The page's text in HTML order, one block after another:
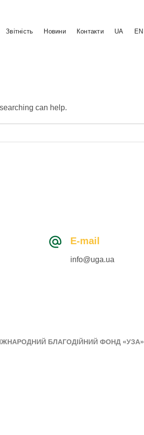
Звітність Новини Контакти UA EN
can help.
E-mail
info@uga.ua
БЛАГОДІЙНИЙ ФОНД «УЗА»